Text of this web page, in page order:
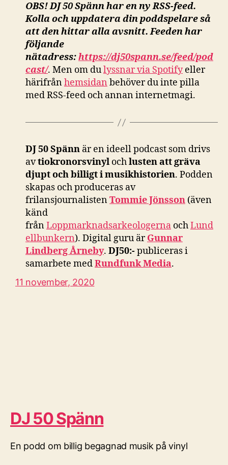
OBS! DJ 50 Spänn har en ny RSS-feed.
Kolla och uppdatera din poddspelare så
att den hittar alla avsnitt. Feeden har
följande
nätadress:https://dj50spann.se/feed/pod
cast/. Men om dulyssnar via Spotifyeller
härifrånhemsidan behöver du inte pilla
med RSS-feed och annan internetmagi.
DJ 50 Spänn är en ideell podcast som drivs
avtiokronorsvinyl ochlusten att gräva
djupt och billigt i musikhistorien. Podden
skapas och produceras av
frilansjournalistenTommie Jönsson (även
känd
frånLoppmarknadsarkeologerna ochLund
ellbunkern). Digital guru ärGunnar
Lindberg Årneby. DJ50:-publiceras i
samarbete medRundfunk Media.
11 november, 2020
DJ 50 Spänn
En podd om billig begagnad musik på vinyl